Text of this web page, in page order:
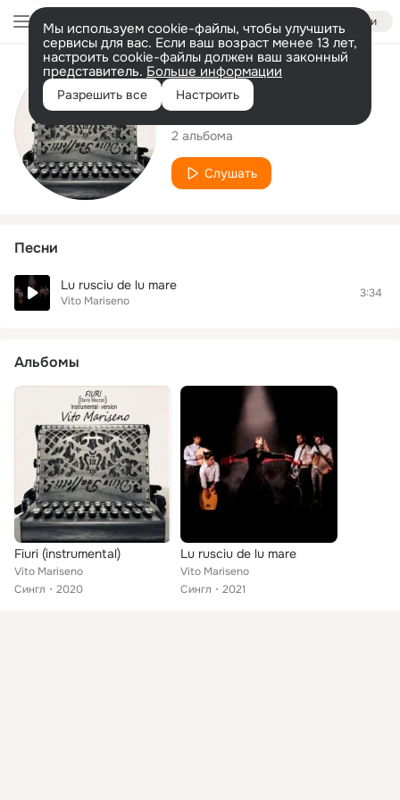
Войти
Мы используем cookie-файлы, чтобы улучшить
сервисы для вас. Если ваш возраст менее 13 лет,
настроить cookie-файлы должен ваш законный
представитель. Больше информации
Разрешить все Настроить
Исполнитель
Vito Mariseno
2 альбома
Слушать
Песни
Lu rusciu de lu mare
Vito Mariseno
3:34
Альбомы
Fiuri (instrumental)
Vito Mariseno
Сингл
2020
Lu rusciu de lu mare
Vito Mariseno
Сингл
2021